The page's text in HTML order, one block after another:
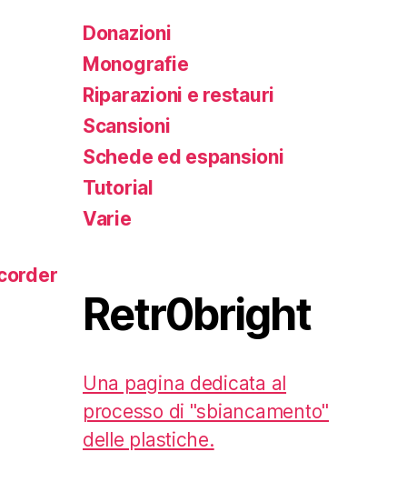
Donazioni
Monografie
Riparazioni e restauri
Scansioni
Schede ed espansioni
Tutorial
Varie
Retr0bright
Una pagina dedicata al
processo di "sbiancamento"
delle plastiche.